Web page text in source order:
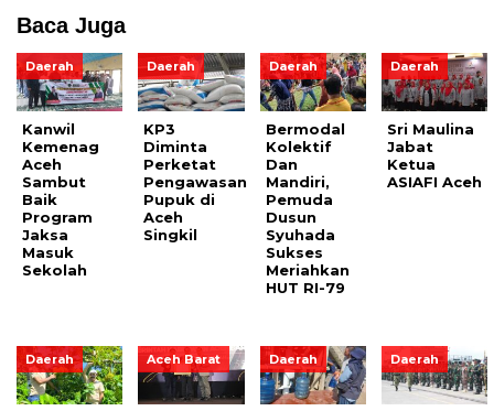
Baca Juga
Daerah
Kanwil
Kemenag
Aceh
Sambut
Baik
Program
Jaksa
Masuk
Sekolah
Daerah
KP3
Diminta
Perketat
Pengawasan
Pupuk di
Aceh
Singkil
Daerah
Bermodal
Kolektif
Dan
Mandiri,
Pemuda
Dusun
Syuhada
Sukses
Meriahkan
HUT RI-79
Daerah
Sri Maulina
Jabat
Ketua
ASIAFI Aceh
Daerah Aceh Barat Daerah Daerah